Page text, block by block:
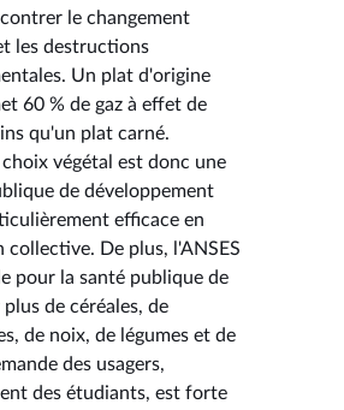
le changement
les destructions
Un plat d'origine
60 % de gaz à effet de
qu'un plat carné.
végétal est donc une
de développement
efficace en
collective. De plus, l'ANSES
pour la santé publique de
de céréales, de
de noix, de légumes et de
des usagers,
des étudiants, est forte